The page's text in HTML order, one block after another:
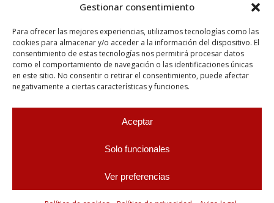
Gestionar consentimiento
Para ofrecer las mejores experiencias, utilizamos tecnologías como las
cookies para almacenar y/o acceder a la información del dispositivo. El
consentimiento de estas tecnologías nos permitirá procesar datos
como el comportamiento de navegación o las identificaciones únicas
en este sitio. No consentir o retirar el consentimiento, puede afectar
negativamente a ciertas características y funciones.
Aceptar
Solo funcionales
Ver preferencias